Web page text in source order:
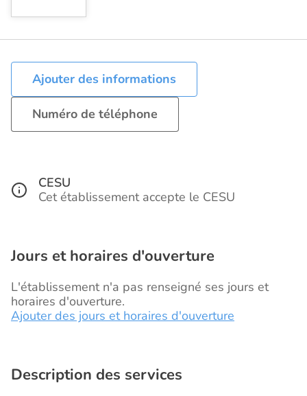
Ajouter des informations
Numéro de téléphone
CESU
Cet établissement accepte le CESU
Jours et horaires d'ouverture
L'établissement n'a pas renseigné ses jours et
horaires d'ouverture.
Ajouter des jours et horaires d'ouverture
Description des services